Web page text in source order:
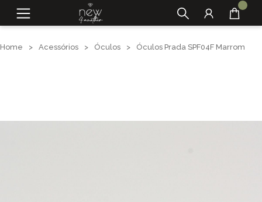
Home > Acessórios > Óculos > Óculos Prada SPF04F Marrom